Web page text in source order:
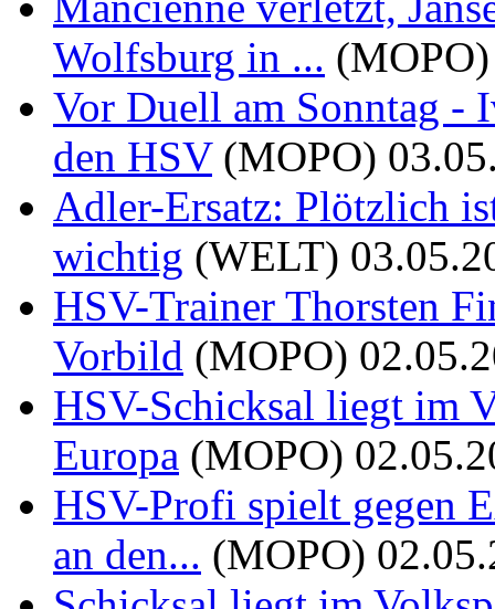
Wolfsburg in ... (MOPO)
Vor Duell am Sonntag -
den HSV (MOPO)
Adler-Ersatz: Plötzlich
wichtig (WELT)
HSV-Trainer Thorsten
Vorbild (MOPO)
HSV-Schicksal liegt im
Europa (MOPO)
HSV-Profi spielt gegen
an den... (MOPO)